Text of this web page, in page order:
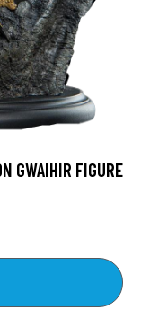
GWAIHIR FIGURE